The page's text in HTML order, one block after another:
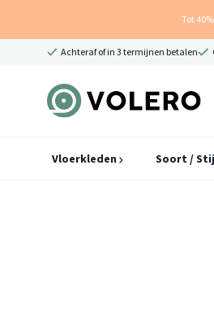
Tot
Achteraf of in 3 termijnen betalen
Vloerkleden Soort /